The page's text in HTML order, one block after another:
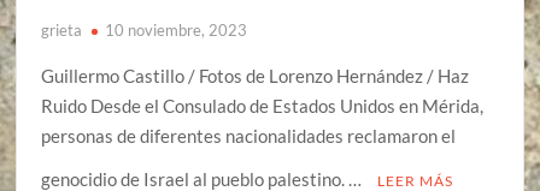
grieta 10 noviembre, 2023
Guillermo Castillo / Fotos de Lorenzo Hernández / Haz
Ruido Desde el Consulado de Estados Unidos en Mérida,
personas de diferentes nacionalidades reclamaron el
genocidio de Israel al pueblo palestino. …
LEER MÁS